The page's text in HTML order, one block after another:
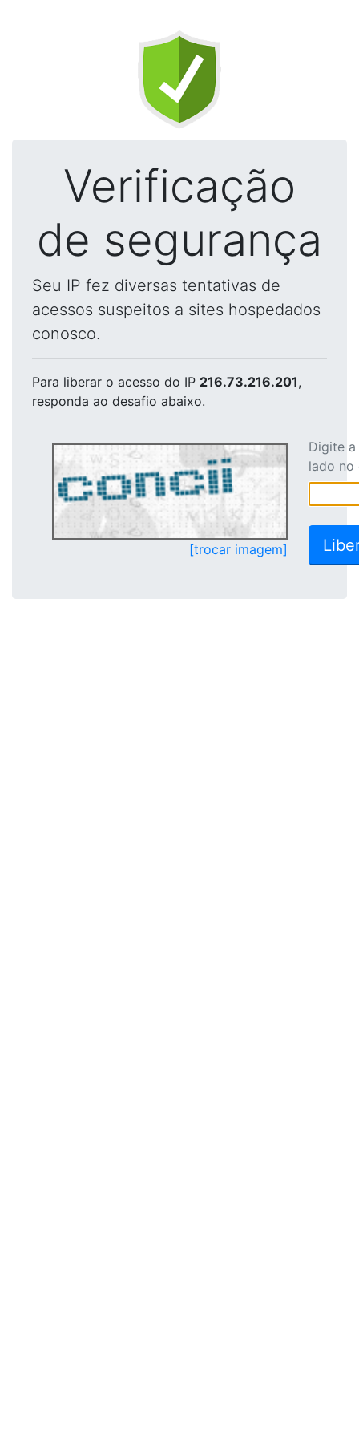
Verificação
de segurança
Seu IP fez diversas tentativas de
acessos suspeitos a sites hospedados
conosco.
Para liberar o acesso do IP 216.73.216.201,
responda ao desafio abaixo.
[trocar imagem]
Digite
lado no